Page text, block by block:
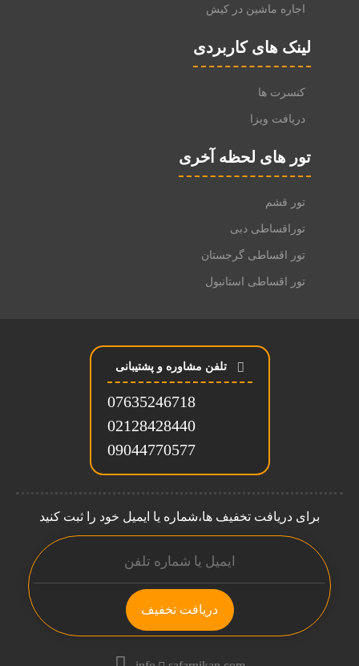
اجاره ماشین در کیش
لینک های کاربردی
کنسرت ها
دریافت ویزا
تور های لحظه آخری
تور قشم
توراقساطی دبی
تور اقساطی گرجستان
تور اقساطی استانبول
تلفن مشاوره و پشتیبانی
07635246718
02128428440
09044770577
برای دریافت تخفیف ها،شماره یا ایمیل خود را ثبت کنید
دریافت تخفیف